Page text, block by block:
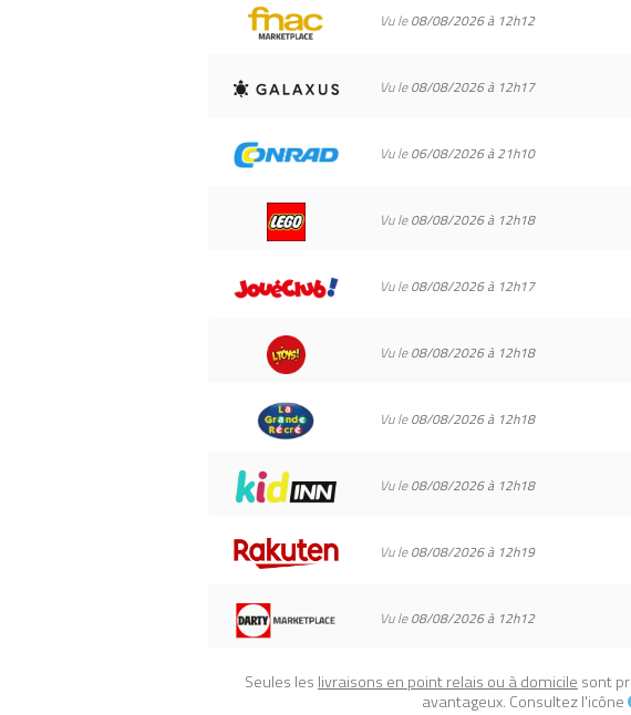
Vu le08/08/2026 à 12h12
Vu le08/08/2026 à 12h17
Vu le06/08/2026 à 21h10
Vu le08/08/2026 à 12h18
Vu le08/08/2026 à 12h17
Vu le08/08/2026 à 12h18
Vu le08/08/2026 à 12h18
Vu le08/08/2026 à 12h18
Vu le08/08/2026 à 12h19
Vu le08/08/2026 à 12h12
Seules les livraisons en point relais ou à domicile sont
avantageux. Consultez l'icône